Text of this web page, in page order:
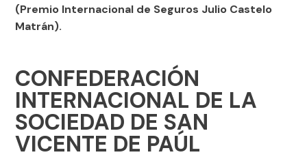
(Premio Internacional de Seguros Julio Castelo
Matrán).
CONFEDERACIÓN
INTERNACIONAL DE LA
SOCIEDAD DE SAN
VICENTE DE PAÚL